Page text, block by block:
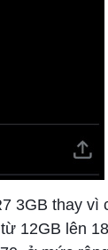
3GB thay vì
12GB lên